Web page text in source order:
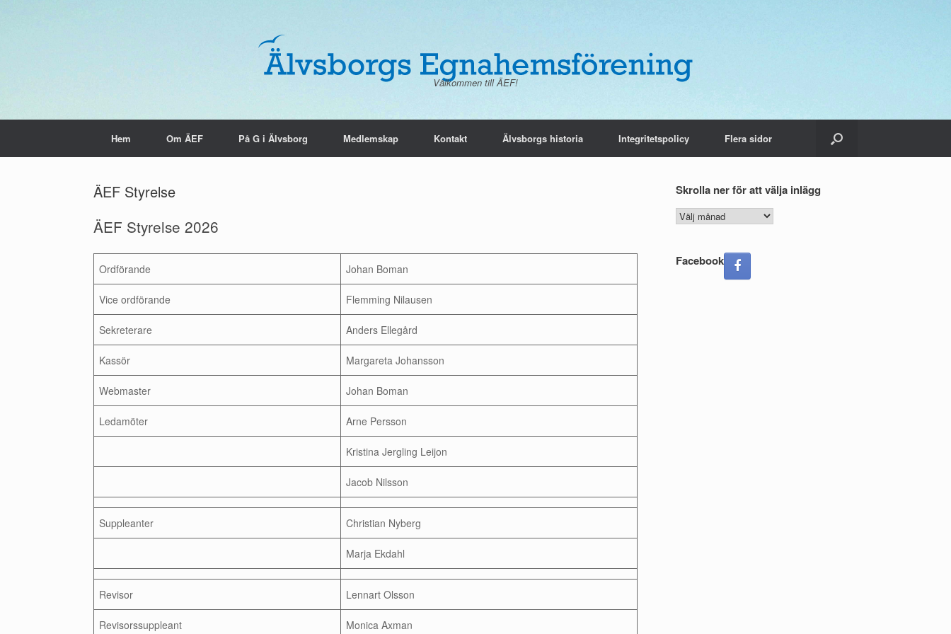
Välkommen till ÄEF!
Hem Om ÄEF På G i Älvsborg Medlemskap Kontakt Älvsborgs historia Integritetspolicy Flera sidor
ÄEF Styrelse
ÄEF Styrelse 2026
Ordförande Johan Boman
Vice ordförande Flemming Nilausen
Sekreterare Anders Ellegård
Kassör Margareta Johansson
Webmaster Johan Boman
Ledamöter Arne Persson
Kristina Jergling Leijon
Jacob Nilsson
Suppleanter Christian Nyberg
Marja Ekdahl
Revisor Lennart Olsson
Revisorssuppleant Monica Axman
Skrolla ner för att välja inlägg
Skrolla
ner
att
välja
Facebook